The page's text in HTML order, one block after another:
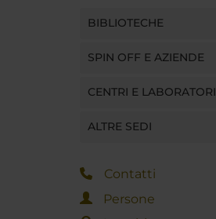
BIBLIOTECHE
SPIN OFF E AZIENDE
CENTRI E LABORATORI
ALTRE SEDI
Contatti
Persone